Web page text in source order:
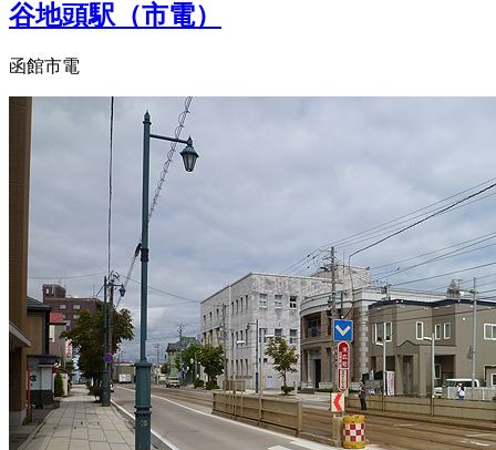
谷地頭駅（市電）
函館市電